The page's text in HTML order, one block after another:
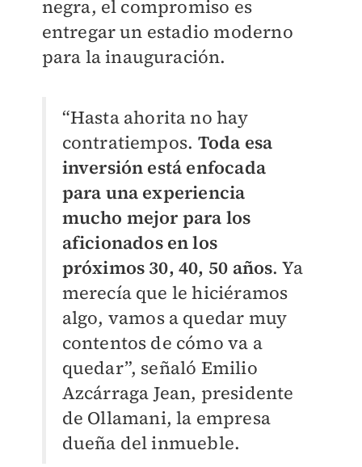
negra, el compromiso es
entregar un estadio moderno
para la inauguración.
“Hasta ahorita no hay
contratiempos. Toda esa
inversión está enfocada
para una experiencia
mucho mejor para los
aficionados en los
próximos 30, 40, 50 años. Ya
merecía que le hiciéramos
algo, vamos a quedar muy
contentos de cómo va a
quedar”, señaló Emilio
Azcárraga Jean, presidente
de Ollamani, la empresa
dueña del inmueble.